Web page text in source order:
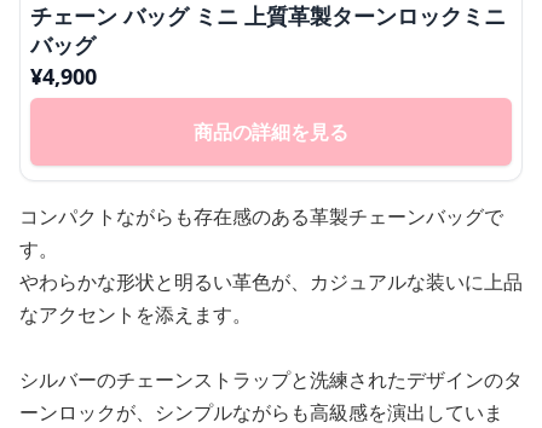
チェーン バッグ ミニ 上質革製ターンロックミニ
バッグ
¥4,900
商品の詳細を見る
コンパクトながらも存在感のある革製チェーンバッグで
す。
やわらかな形状と明るい革色が、カジュアルな装いに上品
なアクセントを添えます。
シルバーのチェーンストラップと洗練されたデザインのタ
ーンロックが、シンプルながらも高級感を演出していま